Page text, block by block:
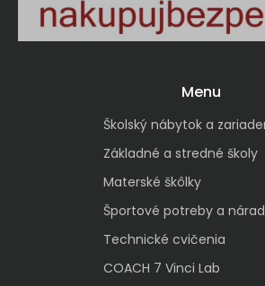
Menu
Školský nábytok a
Základné a stredné školy
Materské škôlky
Športové potreby a
Technické cvičenia
COACH 7 Vinci Lab